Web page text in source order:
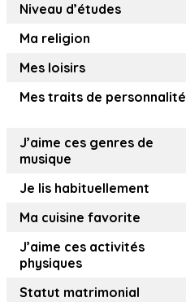
Niveau d’études
Ma religion
Mes loisirs
Mes traits de personnalité
J’aime ces genres de
musique
Je lis habituellement
Ma cuisine favorite
J’aime ces activités
physiques
Statut matrimonial